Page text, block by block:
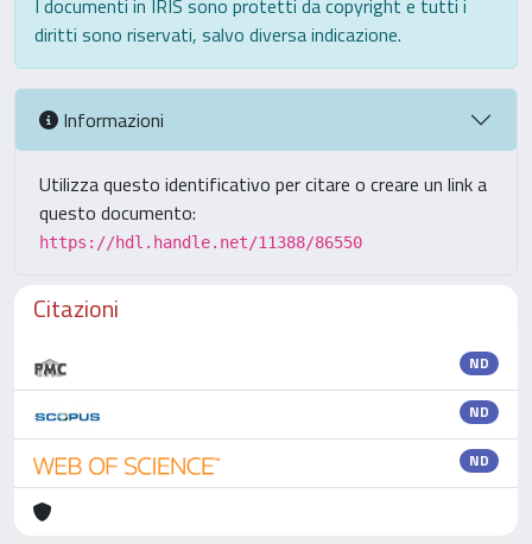
I documenti in IRIS sono protetti da copyright e tutti i
diritti sono riservati, salvo diversa indicazione.
Informazioni
Utilizza questo identificativo per citare o creare un link a
questo documento:
https://hdl.handle.net/11388/86550
Citazioni
ND
ND
ND